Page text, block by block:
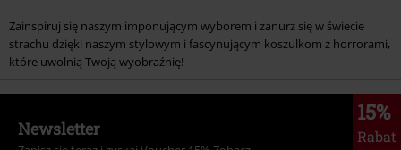
Zainspiruj się naszym imponującym wyborem i zanurz się w świecie
strachu dzięki naszym stylowym i fascynującym koszulkom z horrorami,
które uwolnią Twoją wyobraźnię!
15%
Rabat
Newsletter